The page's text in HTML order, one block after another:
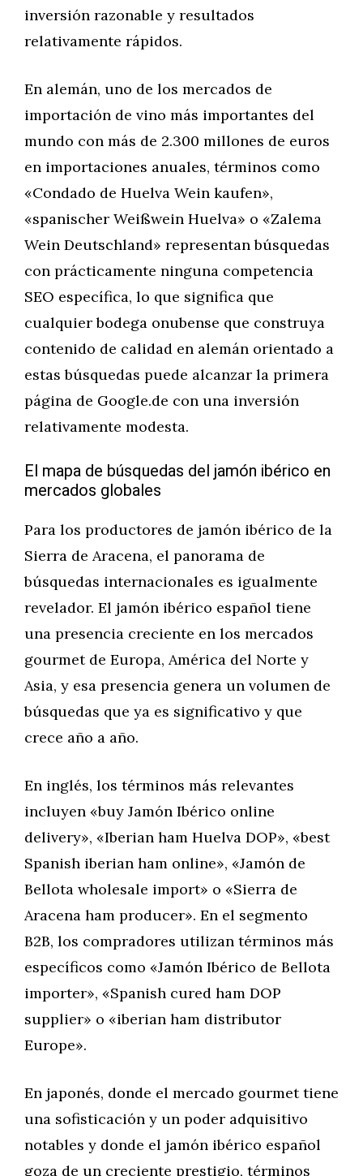
inversión razonable y resultados
relativamente rápidos.
En alemán, uno de los mercados de
importación de vino más importantes del
mundo con más de 2.300 millones de euros
en importaciones anuales, términos como
«Condado de Huelva Wein kaufen»,
«spanischer Weißwein Huelva» o «Zalema
Wein Deutschland» representan búsquedas
con prácticamente ninguna competencia
SEO específica, lo que significa que
cualquier bodega onubense que construya
contenido de calidad en alemán orientado a
estas búsquedas puede alcanzar la primera
página de Google.de con una inversión
relativamente modesta.
El mapa de búsquedas del jamón ibérico en
mercados globales
Para los productores de jamón ibérico de la
Sierra de Aracena, el panorama de
búsquedas internacionales es igualmente
revelador. El jamón ibérico español tiene
una presencia creciente en los mercados
gourmet de Europa, América del Norte y
Asia, y esa presencia genera un volumen de
búsquedas que ya es significativo y que
crece año a año.
En inglés, los términos más relevantes
incluyen «buy Jamón Ibérico online
delivery», «Iberian ham Huelva DOP», «best
Spanish iberian ham online», «Jamón de
Bellota wholesale import» o «Sierra de
Aracena ham producer». En el segmento
B2B, los compradores utilizan términos más
específicos como «Jamón Ibérico de Bellota
importer», «Spanish cured ham DOP
supplier» o «iberian ham distributor
Europe».
En japonés, donde el mercado gourmet tiene
una sofisticación y un poder adquisitivo
notables y donde el jamón ibérico español
goza de un creciente prestigio, términos